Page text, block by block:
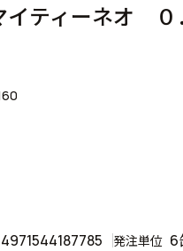
イティーネオ
4971544187785 発注単位 6